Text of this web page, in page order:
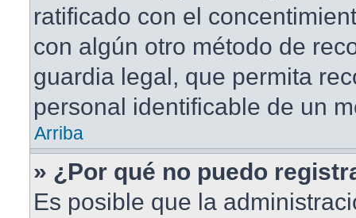
ratificado con el
con algún otro método de
guardia legal, que permita
personal identificable de un
Arriba
» ¿Por qué no puedo
Es posible que la